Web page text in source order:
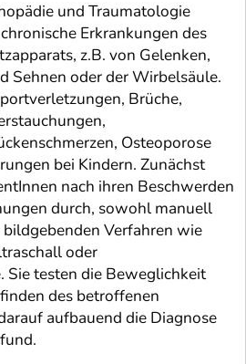
und Traumatologie
Erkrankungen des
z.B. von Gelenken,
Sehnen oder der Wirbelsäule.
Brüche,
Osteoporose
bei Kindern. Zunächst
nach ihren Beschwerden
durch, sowohl manuell
Verfahren wie
oder
Sie testen die Beweglichkeit
des betroffenen
aufbauend die Diagnose